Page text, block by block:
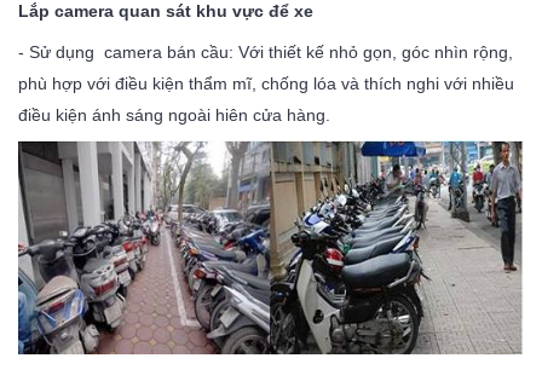
Lắp camera quan sát khu vực để xe
- Sử dụng camera bán cầu: Với thiết kế nhỏ gọn, góc nhìn rộng,
phù hợp với điều kiện thẩm mĩ, chống lóa và thích nghi với nhiều
điều kiện ánh sáng ngoài hiên cửa hàng.